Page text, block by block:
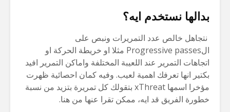
بدالها نستخدم ايه؟
نتجاهل خالص عدد التمريرات ونبص على
الProgressive passes مثلا او خريطة الحركة او
اتجاهات التمرير عند اللعيبة المختلفة واماكن التمرير افيد
بكتير انها تعرفك اهمية لعيب. وفيه كمان احصائية ظهرت
مؤخرا اسمها xThreat بتقولك كل تمريرة بتزيد من نسبة
خطورة الفريق قد ايه، ممكن تقرا عنها من هنا.